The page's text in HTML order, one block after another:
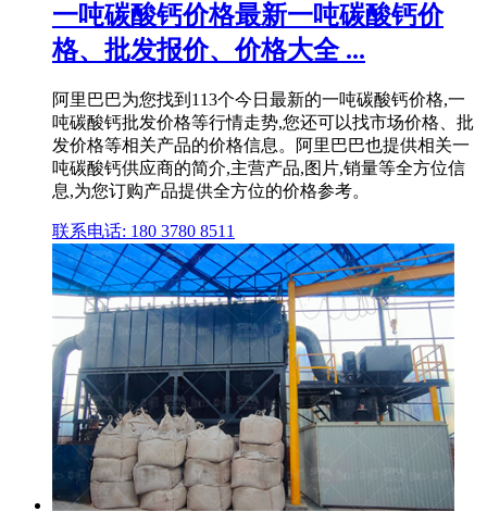
一吨碳酸钙价格最新一吨碳酸钙价
格、批发报价、价格大全 ...
阿里巴巴为您找到113个今日最新的一吨碳酸钙价格,一
吨碳酸钙批发价格等行情走势,您还可以找市场价格、批
发价格等相关产品的价格信息。阿里巴巴也提供相关一
吨碳酸钙供应商的简介,主营产品,图片,销量等全方位信
息,为您订购产品提供全方位的价格参考。
联系电话: 180 3780 8511